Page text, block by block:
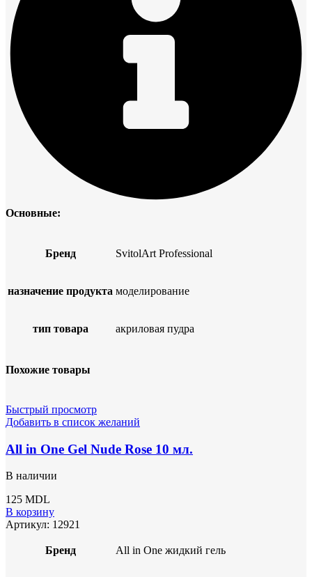
Основные:
Бренд SvitolArt Professional
назначение продукта моделирование
тип товара акриловая пудра
Похожие товары
Быстрый просмотр
Добавить в список желаний
All in One Gel Nude Rose 10 мл.
В наличии
125 MDL
В корзину
Артикул: 12921
Бренд All in One жидкий гель